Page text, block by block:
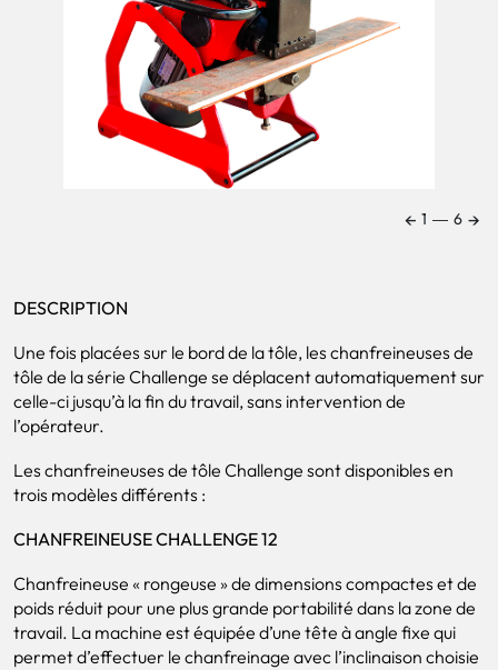
← 1 ― 6 →
DESCRIPTION
Une fois placées sur le bord de la tôle, les chanfreineuses de
tôle de la série Challenge se déplacent automatiquement sur
celle-ci jusqu’à la fin du travail, sans intervention de
l’opérateur.
Les chanfreineuses de tôle Challenge sont disponibles en
trois modèles différents :
CHANFREINEUSE CHALLENGE 12
Chanfreineuse « rongeuse » de dimensions compactes et de
poids réduit pour une plus grande portabilité dans la zone de
travail. La machine est équipée d’une tête à angle fixe qui
permet d’effectuer le chanfreinage avec l’inclinaison choisie